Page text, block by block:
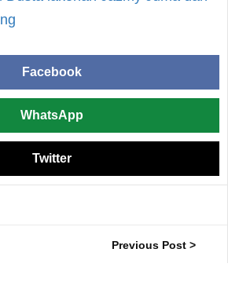
Facebook
WhatsApp
Twitter
Previous Post >